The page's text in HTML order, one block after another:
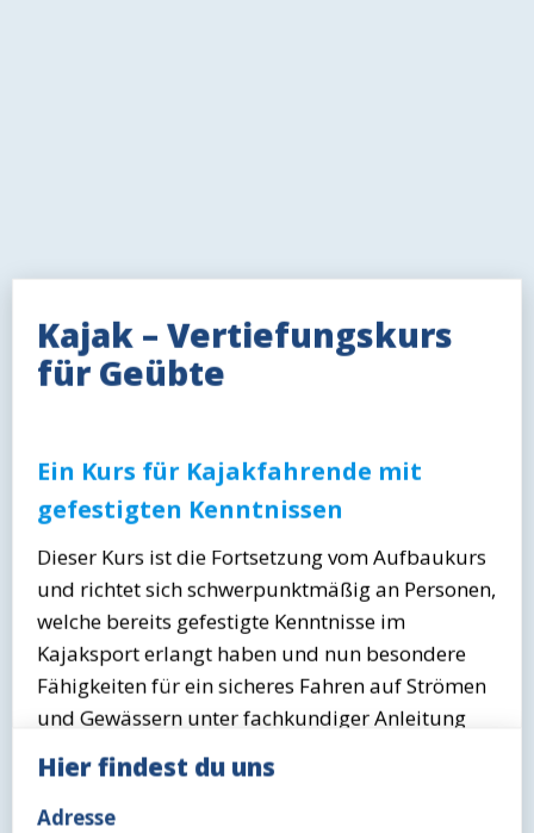
Kajak – Vertiefungskurs
für Geübte
Ein Kurs für Kajakfahrende mit
gefestigten Kenntnissen
Dieser Kurs ist die Fortsetzung vom Aufbaukurs
und richtet sich schwerpunktmäßig an Personen,
welche bereits gefestigte Kenntnisse im
Kajaksport erlangt haben und nun besondere
Fähigkeiten für ein sicheres Fahren auf Strömen
und Gewässern unter fachkundiger Anleitung
erlangen möchten.
Erfüllen die Teilnehmenden am Ende des Kurses
die Kriterien des EPP der Stufe 2, so erhalten
Hier findest du uns
Adresse